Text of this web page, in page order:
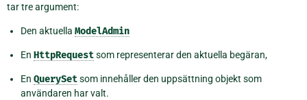
tar tre argument:
Den aktuella ModelAdmin
En HttpRequestsom representerar den aktuella begäran,
En QuerySetsom innehåller den uppsättning objekt som
användaren har valt.